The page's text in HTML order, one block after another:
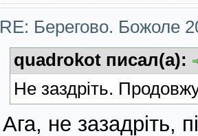
RE: Берегово. Божоле
quadrokot писал(а):
Не заздріть.
Ага, не зазадріть,